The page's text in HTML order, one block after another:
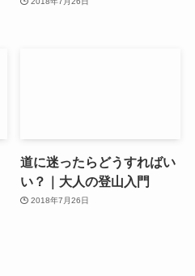
道に迷ったらどうすればい
い？｜大人の登山入門
2018年7月26日